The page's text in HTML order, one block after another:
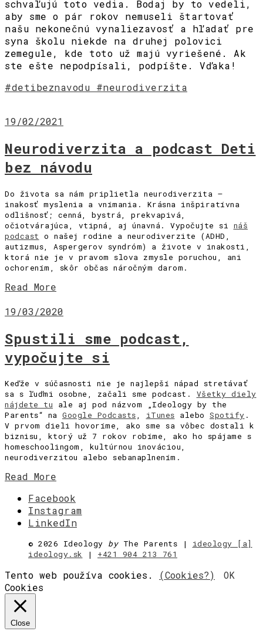
schvaľujú toto vedia. Bodaj by to vedeli,
aby sme o pár rokov nemuseli štartovať
našu nekonečnú vynaliezavosť a hľadať pre
syna školu niekde na druhej polovici
zemegule, kde toto už majú vyriešené. Ak
ste ešte nepodpísali, podpíšte. Vďaka!
#detibeznavodu #neurodiverzita
19/02/2021
Neurodiverzita a podcast Deti
bez návodu
Do života sa nám priplietla neurodiverzita –
inakosť myslenia a vnímania. Krásna inšpiratívna
odlišnosť; cenná, bystrá, prekvapivá,
očiotvárajúca, vtipná, aj únavná. Vypočujte si náš
podcast o našej rodine a neurodiverzite (ADHD,
autizmus, Aspergerov syndróm) a živote v inakosti,
ktorá nie je v pravom slova zmysle poruchou, ani
ochorením, skôr občas náročným darom.
Read More
19/03/2020
Spustili sme podcast,
vypočujte si
Keďže v súčasnosti nie je najlepší nápad stretávať
sa s ľuďmi osobne, začali sme podcast. Všetky diely
nájdete tu ale aj pod názvom „Ideology by the
Parents“ na Google Podcasts, iTunes alebo Spotify .
V prvom dieli hovoríme, ako sme sa vôbec dostali k
biznisu, ktorý už 7 rokov robíme, ako ho spájame s
homeschoolingom, kultúrnou inováciou,
neurodiverzitou alebo sebanaplnením.
Read More
Facebook
Instagram
LinkedIn
© 2026 Ideology byThe Parents | ideology [a]
ideology.sk | +421 904 213 761
Tento web používa cookies. (Cookies?)
OK
Cookies
Close